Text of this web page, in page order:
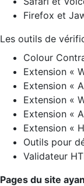
Firefox et
Les outils de
Colour
Extension «
Extension «
Extension «
Extension «
Extension «
Outils pour
Validateur
Pages du site